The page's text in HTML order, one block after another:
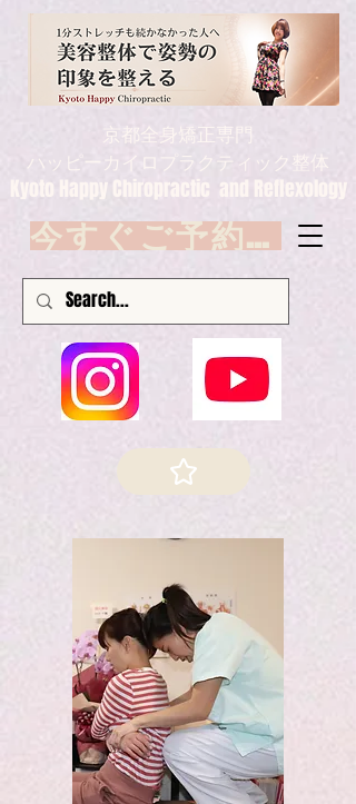
京都全身矯正専門
ハッピーカイロプラクティック整体
Kyoto Happy Chiropractic and Reflexology
今すぐご予約 Book now